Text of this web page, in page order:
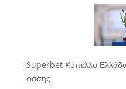
Superbet Κύπελλο
φάσης